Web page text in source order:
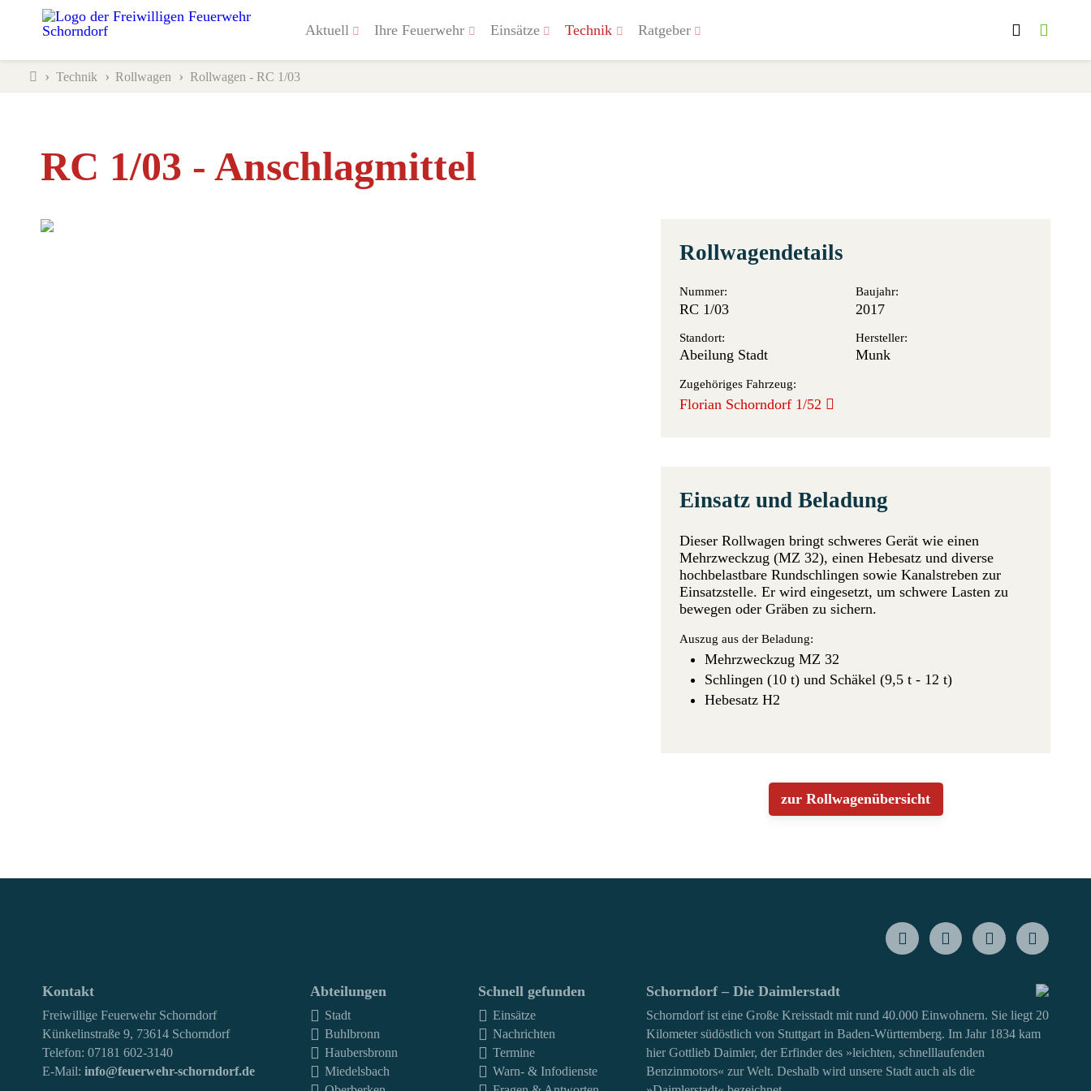
Aktuell Ihre Feuerwehr Einsätze Technik Ratgeber
Technik Rollwagen Rollwagen - RC 1/03
RC 1/03 - Anschlagmittel
Rollwagendetails
Nummer:
RC 1/03
Baujahr:
2017
Standort:
Abeilung Stadt
Hersteller:
Munk
Zugehöriges Fahrzeug:
Florian Schorndorf 1/52
Einsatz und Beladung
Dieser Rollwagen bringt schweres Gerät wie einen
Mehrzweckzug (MZ 32), einen Hebesatz und diverse
hochbelastbare Rundschlingen sowie Kanalstreben zur
Einsatzstelle. Er wird eingesetzt, um schwere Lasten zu
bewegen oder Gräben zu sichern.
Auszug aus der Beladung:
Mehrzweckzug MZ 32
Schlingen (10 t) und Schäkel (9,5 t - 12 t)
Hebesatz H2
zur Rollwagenübersicht
Kontakt
Freiwillige Feuerwehr Schorndorf
Künkelinstraße 9, 73614 Schorndorf
Telefon: 07181 602-3140
E-Mail: info@feuerwehr-schorndorf.de
Abteilungen
Stadt
Buhlbronn
Haubersbronn
Miedelsbach
Schnell gefunden
Einsätze
Nachrichten
Termine
Warn- & Infodienste
Schorndorf – Die Daimlerstadt
Schorndorf ist eine Große Kreisstadt mit rund 40.000 Einwohnern. Sie liegt 20
Kilometer südöstlich von Stuttgart in Baden-Württemberg. Im Jahr 1834 kam
hier Gottlieb Daimler, der Erfinder des »leichten, schnelllaufenden
Benzinmotors« zur Welt. Deshalb wird unsere Stadt auch als die